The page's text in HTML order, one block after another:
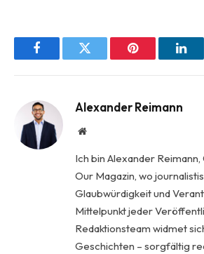
FacebookTwitter Pinterest
Alexander Reimann
Website
Ich bin Alexander
Our Magazin, wo
Glaubwürdigkeit und
Mittelpunkt jeder
Redaktionsteam widmet
Geschichten – sorgfältig